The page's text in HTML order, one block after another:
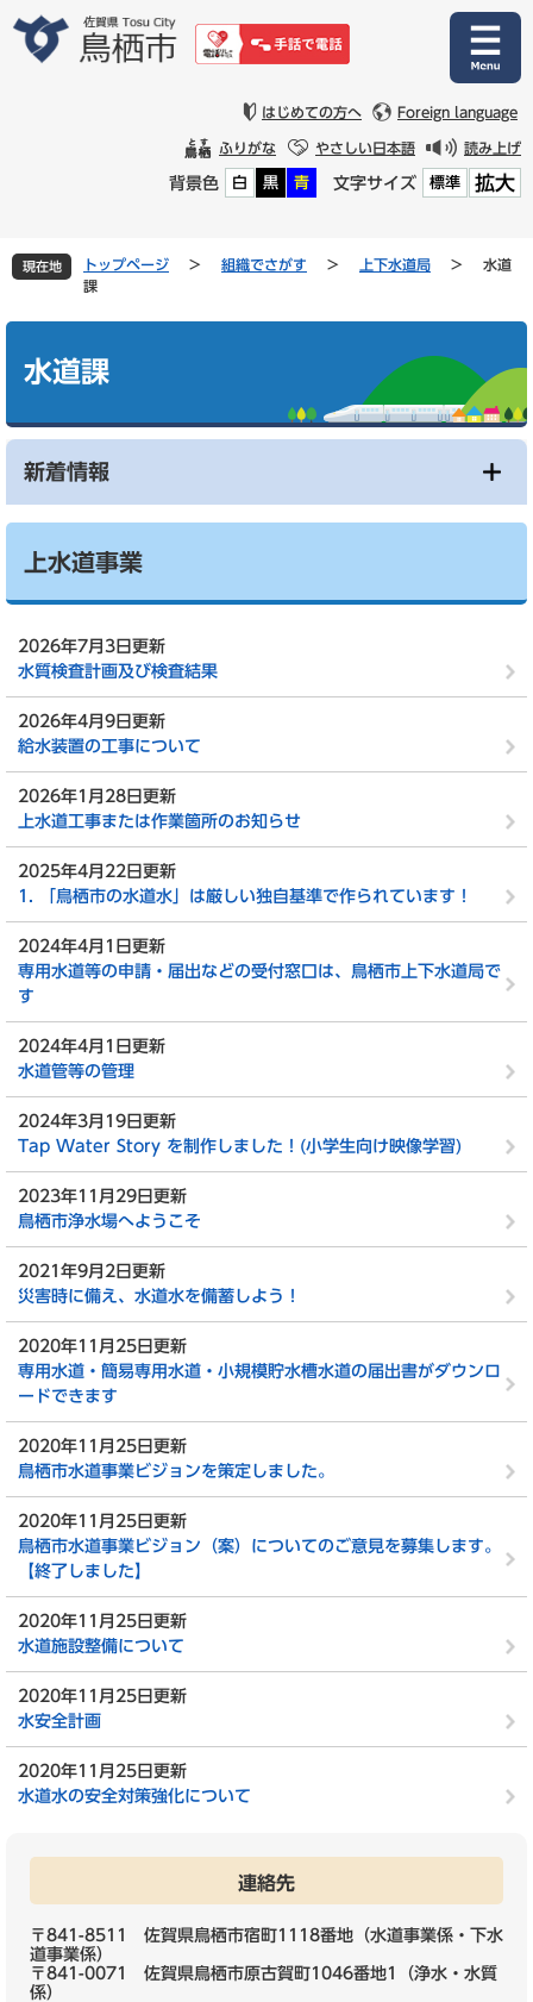
文
はじめての方へ Foreign language
ふりがな やさしい日本語 読み上げ
背景色 白 黒 青 文字サイズ 標準 拡大
現在地 トップページ > 組織でさがす > 上下水道局 >
水道
課
水道課
新着情報
上水道事業
2026年7月3日更新
水質検査計画及び検査結果
2026年4月9日更新
給水装置の工事について
2026年1月28日更新
上水道工事または作業箇所のお知らせ
2025年4月22日更新
1. 「鳥栖市の水道水」は厳しい独自基準で作られています！
2024年4月1日更新
専用水道等の申請・届出などの受付窓口は、鳥栖市上下水道局で
す
2024年4月1日更新
水道管等の管理
2024年3月19日更新
Tap Water Story を制作しました！(小学生向け映像学習)
2023年11月29日更新
鳥栖市浄水場へようこそ
2021年9月2日更新
災害時に備え、水道水を備蓄しよう！
2020年11月25日更新
専用水道・簡易専用水道・小規模貯水槽水道の届出書がダウンロ
ードできます
2020年11月25日更新
鳥栖市水道事業ビジョンを策定しました。
2020年11月25日更新
鳥栖市水道事業ビジョン（案）についてのご意見を募集します。
【終了しました】
2020年11月25日更新
水道施設整備について
2020年11月25日更新
水安全計画
2020年11月25日更新
水道水の安全対策強化について
連絡先
〒841-8511 佐賀県鳥栖市宿町1118番地（水道事業係・下水
道事業係）
〒841-0071 佐賀県鳥栖市原古賀町1046番地1（浄水・水質
係）